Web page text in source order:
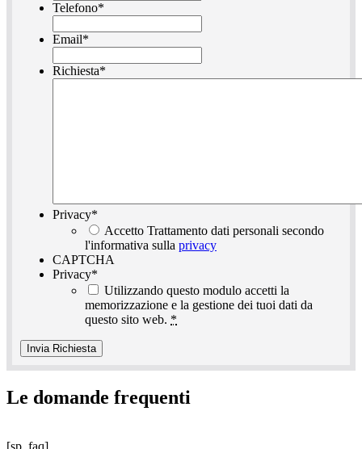
Telefono*
Email*
Richiesta*
Privacy*
Accetto Trattamento dati personali secondo
l'informativa sulla privacy
CAPTCHA
Privacy*
Utilizzando questo modulo accetti la
memorizzazione e la gestione dei tuoi dati da
questo sito web. *
Le domande frequenti
[sp_faq]